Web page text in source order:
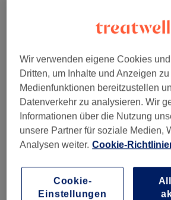
Alle Services
Damen - Haarschnitt & Styling (2)
Damen - Colorationen, Schnitte &
Föhnen ( 4 )
Damen - Colorationen & Föhnen (5)
Wir verwenden eigene Cookies
Dritten, um Inhalte und Anzeigen
Medienfunktionen bereitzustellen
Datenverkehr zu analysieren. Wir
Informationen über die Nutzung
unsere Partner für soziale Medien,
Analysen weiter. Cookie-
Cookie-
Einstellungen